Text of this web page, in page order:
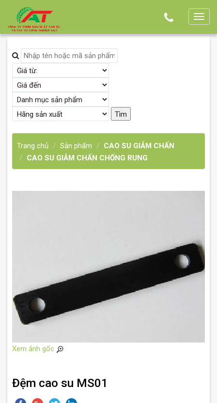
T
Trang chủ Sản phẩm
CAO SU GIẢM CHẤN
CAO SU GIẢM CHẤN CHỐNG RUNG
Xem ảnh gốc
Đệm cao su MS01